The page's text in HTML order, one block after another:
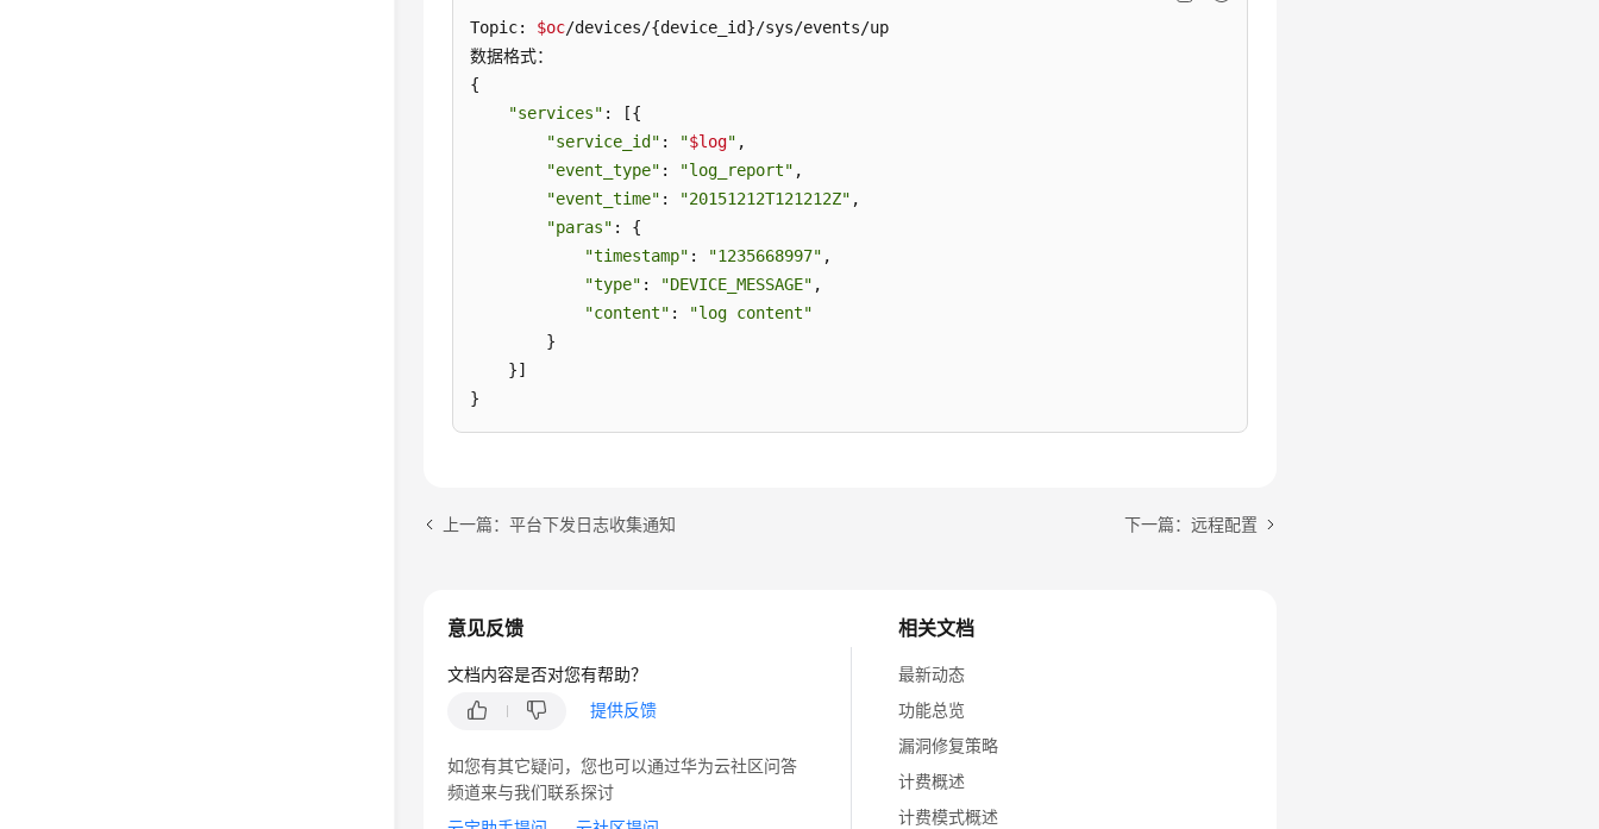
Topic: $oc/devices/{device_id}/sys/events/up
数据格式：
{
"services" : [{
"service_id" : "$log" ,
"event_type" : "log_report" ,
"event_time" : "20151212T121212Z" ,
"paras" : {
"timestamp" : "1235668997" ,
"type" : "DEVICE_MESSAGE" ,
"content" :
"log content"
        }
    }]
}
上一篇：平台下发日志收集通知 下一篇：远程配置
相关文档
最新动态
功能总览
漏洞修复策略
计费概述
计费模式概述
意见反馈
文档内容是否对您有帮助？
提供反馈
如您有其它疑问，您也可以通过华为云社区问答
频道来与我们联系探讨